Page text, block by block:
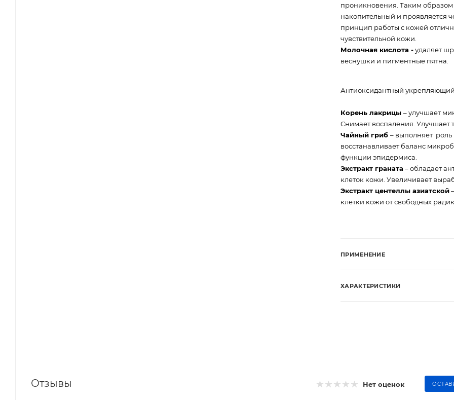
проникновения. Таким образом
накопительный и проявляется
принцип работы с кожей
чувствительной кожи.
Молочная кислота -удаляет
веснушки и пигментные пятна.
Антиоксидантный
Корень лакрицы – улучшает
Снимает воспаления. Улучшает
Чайный гриб – выполняет
восстанавливает баланс
функции эпидермиса.
Экстракт граната – обладает
клеток кожи. Увеличивает
Экстракт центеллы азиатской
клетки кожи от свободных
ПРИМЕНЕНИЕ
ХАРАКТЕРИСТИКИ
Отзывы Нет оценок